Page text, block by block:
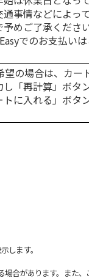
事情などによっ
めご了承ください
でのお支払い
の場合は、カー
「再計算」ボタ
に入れる」ボタ
します。
があります。また